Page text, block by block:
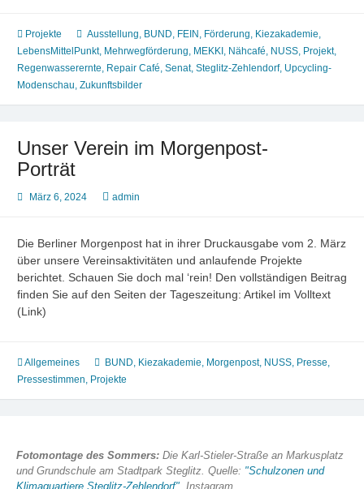
Projekte Ausstellung, BUND, FEIN , Förderung, Kiezakademie,
LebensMittelPunkt, Mehrwegförderung, MEKKI , Nähcafé, NUSS, Projekt,
Regenwasserernte, Repair Café, Senat, Steglitz-Zehlendorf, Upcycling-
Modenschau, Zukunftsbilder
Unser Verein im Morgenpost-
Porträt
März 6, 2024 admin
Die Berliner Morgenpost hat in ihrer Druckausgabe vom 2. März
über unsere Vereinsaktivitäten und anlaufende Projekte
berichtet. Schauen Sie doch mal ‘rein! Den vollständigen Beitrag
finden Sie auf den Seiten der Tageszeitung: Artikel im Volltext
(Link)
Allgemeines BUND, Kiezakademie, Morgenpost, NUSS, Presse,
Pressestimmen, Projekte
Fotomontage des Sommers:Die Karl-Stieler-Straße an Markusplatz
und Grundschule am Stadtpark Steglitz. Quelle: "Schulzonen und
Klimaquartiere Steglitz-Zehlendorf", Instagram